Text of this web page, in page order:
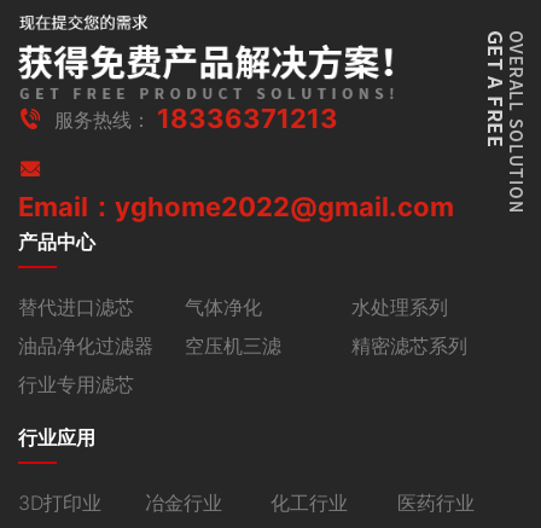
服务热线： 18336371213
Email：yghome2022@gmail.com
产品中心
替代进口滤芯 气体净化
水处理系列
油品净化过滤器
空压机三滤
精密滤芯系列
行业专用滤芯
行业应用
3D打印业 冶金行业 化工行业
医药行业